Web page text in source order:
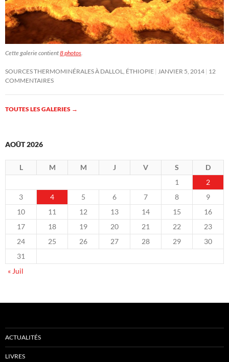
Cette galerie contient8 photos
SOURCES THERMOMINÉRALES À DALLOL, ÉTHIOPIE JANVIER 5, 2014 12
COMMENTAIRES
TOUTES LES GALERIES →
AOÛT 2026
L M M J V S
D
1
2
3
4 5 6 7 8
9
10
11 12 13 14 15
16
17
18 19 20 21 22
23
24
25 26 27 28 29
30
31
« Juil
ACTUALITÉS
LIVRES